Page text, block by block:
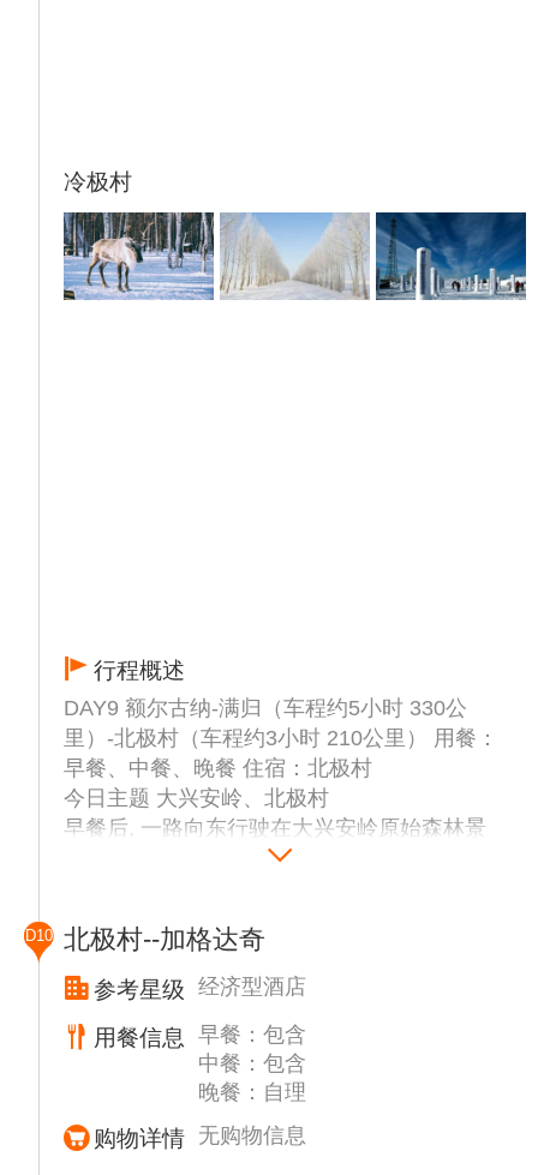
赠送体验五：俄罗斯歌舞表演餐
赠送体验六：俄罗斯家访
冷极村
行程概述
DAY9 额尔古纳-满归（车程约5小时 330公
里）-北极村（车程约3小时 210公里） 用餐：
早餐、中餐、晚餐 住宿：北极村
今日主题 大兴安岭、北极村
早餐后, 一路向东行驶在大兴安岭原始森林景
观大道上；穿越原生态的大草原、大森林，从
族、俄罗斯族、鄂温克族、原生态使鹿部落令
人难忘。一路尽享草原的美丽风光。途经中国
冷极——根河，游览【中国冷极村】。
乘车赴【满归】, 满归为“孟库依河”河名谐
音，因地处孟库依河南岸而得名。满归镇行政
隶属内蒙古自治区呼伦贝尔市根河市管辖,
东、东北与黑龙江塔河县、漠河县接壤，南与
阿龙山镇隔山相望，西与额尔古纳市毗连。
D10 北极村--加格达奇
参考星级 经济型酒店
用餐信息
早餐：包含
中餐：包含
晚餐：自理
购物详情 无购物信息